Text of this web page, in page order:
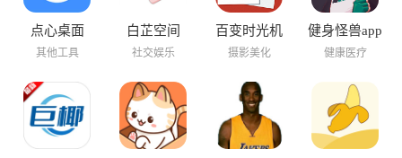
点心桌面
其他工具
白芷空间
社交娱乐
百变时光机
摄影美化
健身怪兽app
健康医疗